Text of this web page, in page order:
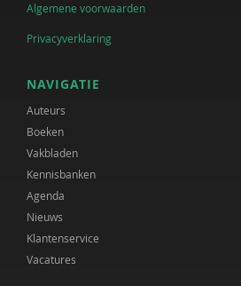
Algemene voorwaarden
Privacyverklaring
NAVIGATIE
Auteurs
Boeken
Vakbladen
Kennisbanken
Agenda
Nieuws
Klantenservice
Vacatures